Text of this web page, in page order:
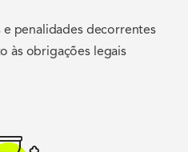
penalidades decorrentes
às obrigações legais